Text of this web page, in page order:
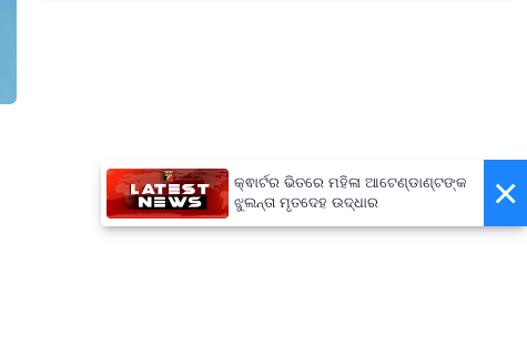
×
କ୍ଵାର୍ଟର ଭିତରେ ମହିଳା ଆଟେଣ୍ଡାଣ୍ଟଙ୍କ
ଝୁଲନ୍ତା ମୃତଦେହ ଉଦ୍ଧାର